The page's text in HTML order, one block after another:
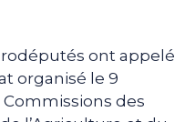
ont appelé
organisé le 9
Commissions des